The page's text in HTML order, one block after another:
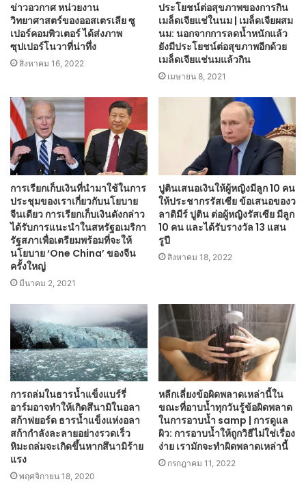
ข่าวอวกาศ หน่วยงาน
วิทยาศาสตร์ของออสเตรเลีย ซู
เปอร์คอมพิวเตอร์ ได้ส่งภาพ
ซุปเปอร์โนวาที่น่าทึ่ง
สิงหาคม 16, 2022
ประโยชน์ต่อสุขภาพของการกิน
เมล็ดเจียแช่ในนม | เมล็ดเจียผสม
นม: นอกจากการลดน้ำหนักแล้ว
ยังมีประโยชน์ต่อสุขภาพอีกด้วย
เมล็ดเจียแช่นมแล้วกิน
เมษายน 8, 2021
การเรียกเก็บเงินที่นำมาใช้ในการ
ประชุมของเราเกี่ยวกับนโยบาย
จีนเดียว การเรียกเก็บเงินดังกล่าว
ได้รับการแนะนำในสหรัฐอเมริกา
รัฐสภาเพื่อเตรียมพร้อมที่จะให้
นโยบาย ‘One China’ ของจีน
ครั้งใหญ่
มีนาคม 2, 2021
ปูตินเสนอเงินให้ผู้หญิงมีลูก 10 คน
ให้ประชากรรัสเซีย ข้อเสนอของว
ลาดิมีร์ ปูติน ต่อผู้หญิงรัสเซีย มีลูก
10 คน และได้รับรางวัล 13 แสน
รูปี
สิงหาคม 18, 2022
การถล่มในธารน้ำแข็งแบร์รี่
อาร์มอาจทำให้เกิดสึนามิในอลา
สก้าฟยอร์ด ธารน้ำแข็งแห่งอลา
สก้ากำลังละลายอย่างรวดเร็ว
หิมะถล่มจะเกิดขึ้นหากสึนามิร้าย
แรง
พฤศจิกายน 18, 2020
หลีกเลี่ยงข้อผิดพลาดเหล่านี้ใน
ขณะที่อาบน้ำทุกวันรู้ข้อผิดพลาด
ในการอาบน้ำ samp | การดูแล
ผิว: การอาบน้ำให้ถูกวิธีไม่ใช่เรื่อง
ง่าย เรามักจะทำผิดพลาดเหล่านี้
กรกฎาคม 11, 2022